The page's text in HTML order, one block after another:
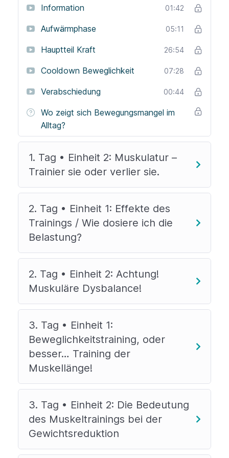
Widerstandsband oder Wasserflaschen als
Information 01:42
Aufwärmphase 05:11
Hauptteil Kraft 26:54
Cooldown Beweglichkeit 07:28
Verabschiedung 00:44
Wo zeigt sich Bewegungsmangel im
Alltag?
1. Tag • Einheit 2: Muskulatur –
Trainier sie oder verlier sie.
2. Tag • Einheit 1: Effekte des
Trainings / Wie dosiere ich die
Belastung?
2. Tag • Einheit 2: Achtung!
Muskuläre Dysbalance!
3. Tag • Einheit 1:
Beweglichkeitstraining, oder
besser… Training der
Muskellänge!
3. Tag • Einheit 2: Die Bedeutung
des Muskeltrainings bei der
Gewichtsreduktion